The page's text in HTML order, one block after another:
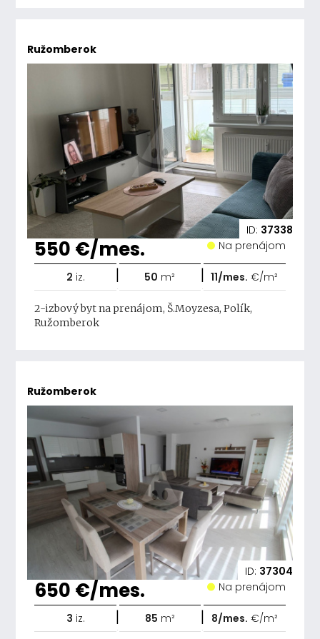
Ružomberok
ID: 37338
550 €/mes. Na prenájom
2 iz. | 50 m² | 11/mes. €/m²
2-izbový byt na prenájom, Š.Moyzesa, Polík,
Ružomberok
Ružomberok
ID: 37304
650 €/mes. Na prenájom
3 iz. | 85 m² | 8/mes. €/m²